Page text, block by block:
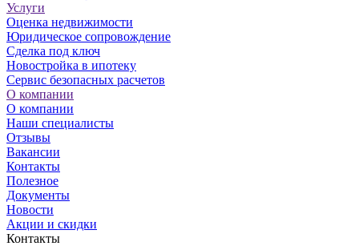
Услуги
Оценка недвижимости
Юридическое сопровождение
Сделка под ключ
Новостройка в ипотеку
Сервис безопасных расчетов
О компании
О компании
Наши специалисты
Отзывы
Вакансии
Контакты
Полезное
Документы
Новости
Акции и скидки
Контакты